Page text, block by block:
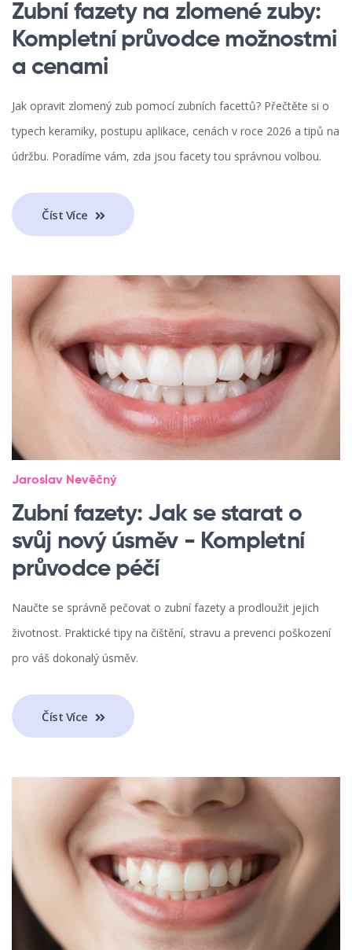
Zubní fazety na zlomené zuby:
Kompletní průvodce možnostmi
a cenami
Jak opravit zlomený zub pomocí zubních facettů? Přečtěte si o
typech keramiky, postupu aplikace, cenách v roce 2026 a tipů na
údržbu. Poradíme vám, zda jsou facety tou správnou volbou.
Číst Více
Jaroslav Nevěčný
Zubní fazety: Jak se starat o
svůj nový úsměv - Kompletní
průvodce péčí
Naučte se správně pečovat o zubní fazety a prodloužit jejich
životnost. Praktické tipy na čištění, stravu a prevenci poškození
pro váš dokonalý úsměv.
Číst Více